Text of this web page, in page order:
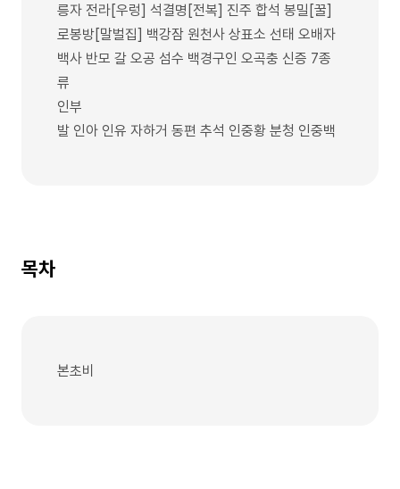
릉자 전라[우렁] 석결명[전복] 진주 합석 봉밀[꿀]
로봉방[말벌집] 백강잠 원천사 상표소 선태 오배자
백사 반모 갈 오공 섬수 백경구인 오곡충 신증 7종
류
인부
발 인아 인유 자하거 동편 추석 인중황 분청 인중백
목차
본초비